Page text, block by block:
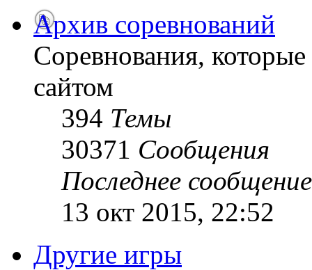
Архив соревнований
Соревнования,
сайтом
394 Темы
30371 Сообщения
Последнее сообщение
13 окт 2015, 22:52
Другие игры